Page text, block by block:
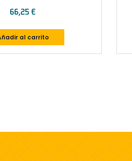
66,25€
al carrito